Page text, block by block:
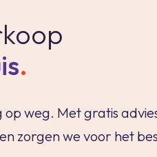
.
weg. Met gratis
zorgen we voor het